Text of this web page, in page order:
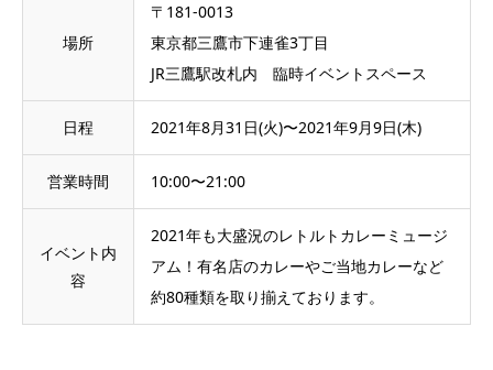
場所
〒181-0013
東京都三鷹市下連雀3丁目
JR三鷹駅改札内 臨時イベントスペース
日程 2021年8月31日(火)〜2021年9月9日(木)
営業時間 10:00〜21:00
イベント内
容
2021年も大盛況のレトルトカレーミュージ
アム！有名店のカレーやご当地カレーなど
約80種類を取り揃えております。